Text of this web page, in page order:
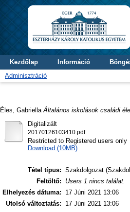
Kezdőlap Információ
Adminisztráció
Éles, Gabriella Általános iskolások családi
Digitalizált
20170126103410.pdf
Restricted to Registered users only
Download (10MB)
Tétel típus: Szakdolgozat
Feltöltő:
Users 1 nincs találat.
Elhelyezés dátuma:
17 Júni 2021 13:06
Utolsó változtatás:
17 Júni 2021 13:06